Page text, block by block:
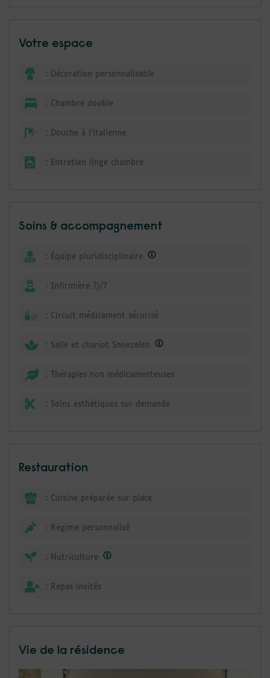
Votre espace
: Décoration personnalisable
: Chambre double
: Douche à l'italienne
: Entretien linge chambre
Soins & accompagnement
: Équipe pluridisciplinaire
: Infirmière 7j/7
: Circuit médicament sécurisé
: Salle et chariot Snoezelen
: Thérapies non médicamenteuses
: Soins esthétiques sur demande
Restauration
: Cuisine préparée sur place
: Régime personnalisé
: Nutriculture
: Repas invités
Vie de la résidence